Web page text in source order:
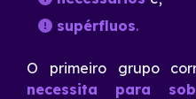
supérfluos.
O primeiro grupo
necessita para